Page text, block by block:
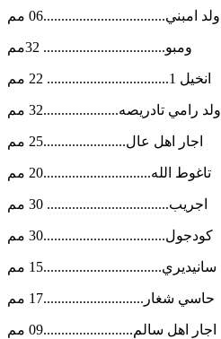
ولد امبني..................................06 مم
ومبو.................................. 32مم
انخيل 1.................................. 22 مم
ولد رامي تادريصه.....................32 مم
اجار اهل عال.......................25 مم
تاغوط الله..............................20 مم
اجريب.................................. 30 مم
كودجول..................................30 مم
سانيديري.................................15 مم
حاسي شغار............................17 مم
اجار اهل سالم.........................09 مم